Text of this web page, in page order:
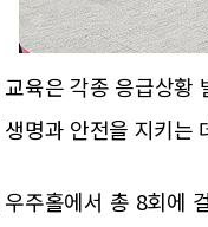
육은 각종 응급상황
명과 안전을 지키는
우주홀에서 총 8회에